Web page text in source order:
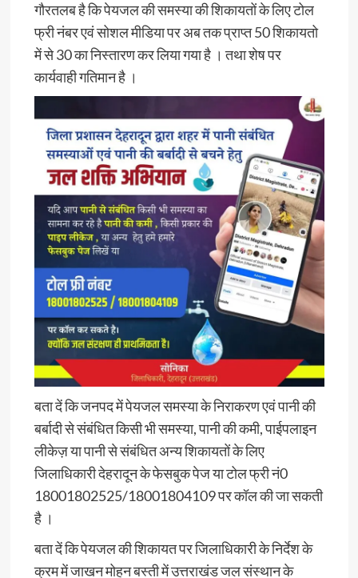
गौरतलब है कि पेयजल की समस्या की शिकायतों के लिए टोल
फ्री नंबर एवं सोशल मीडिया पर अब तक प्राप्त 50 शिकायतो
में से 30 का निस्तारण कर लिया गया है । तथा शेष पर
कार्यवाही गतिमान है ।
बता दें कि जनपद में पेयजल समस्या के निराकरण एवं पानी की
बर्बादी से संबंधित किसी भी समस्या, पानी की कमी, पाईपलाइन
लीकेज़ या पानी से संबंधित अन्य शिकायतों के लिए
जिलाधिकारी देहरादून के फेसबुक पेज या टोल फ्री नं0
18001802525/18001804109 पर कॉल की जा सकती
है ।
बता दें कि पेयजल की शिकायत पर जिलाधिकारी के निर्देश के
क्रम में जाखन मोहन बस्ती में उत्तराखंड जल संस्थान के